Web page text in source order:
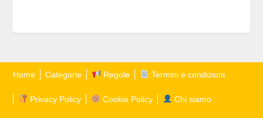
Home Categorie Regole Termini e condizioni
Privacy Policy Cookie Policy Chi siamo